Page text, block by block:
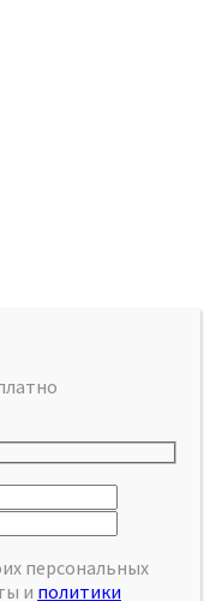
персональных
и политики